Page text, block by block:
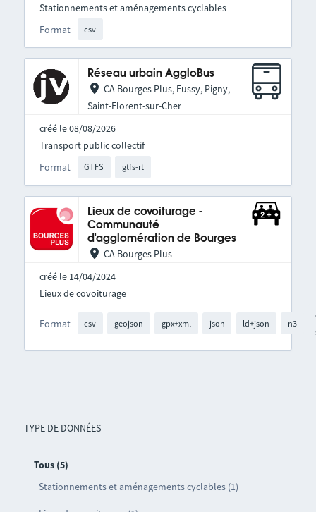
TYPE DE DONNÉES
Tous (5)
Stationnements et aménagements cyclables (1)
Format csv
Stationnements et aménagements cyclables
Réseau urbain AggloBus
CA Bourges Plus, Fussy, Pigny,
Saint-Florent-sur-Cher
créé le 08/08/2026
Format GTFS gtfs-rt
Transport public collectif
Lieux de covoiturage -
Communauté
d'agglomération de Bourges
CA Bourges Plus
créé le 14/04/2024
Format csv geojson gpx+xml json ld+json n3
Lieux de covoiturage